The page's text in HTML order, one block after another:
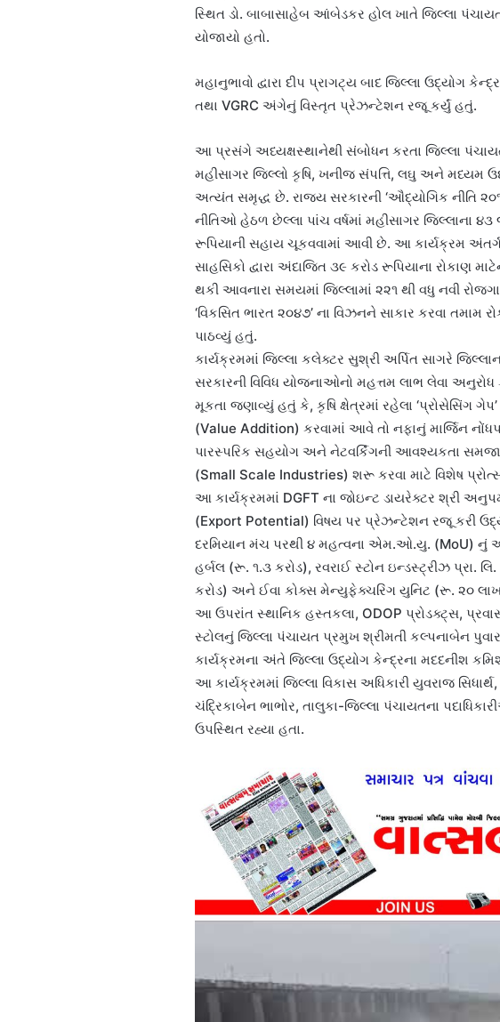
સ્થિત ડો. બાબાસાહેબ આંબેડકર હોલ ખાતે જિલ્લા
યોજાયો હતો.
મહાનુભાવો દ્વારા દીપ પ્રાગટ્ય બાદ જિલ્લા ઉદ્યોગ
તથા VGRC અંગેનું વિસ્તૃત પ્રેઝન્ટેશન રજૂ કર્યું હતું.
આ પ્રસંગે અધ્યક્ષસ્થાનેથી સંબોધન કરતા જિલ્લા
મહીસાગર જિલ્લો કૃષિ, ખનીજ સંપત્તિ, લઘુ અને મધ્યમ
અત્યંત સમૃદ્ધ છે. રાજ્ય સરકારની ‘ઔદ્યોગિક નીતિ
નીતિઓ હેઠળ છેલ્લા પાંચ વર્ષમાં મહીસાગર જિલ્લાના
રૂપિયાની સહાય ચૂકવવામાં આવી છે. આ કાર્યક્રમ
સાહસિકો દ્વારા અંદાજિત ૩૯ કરોડ રૂપિયાના રોકાણ
થકી આવનારા સમયમાં જિલ્લામાં ૨૨૧ થી વધુ નવી
‘વિકસિત ભારત ૨૦૪૭’ ના વિઝનને સાકાર કરવા તમામ
પાઠવ્યું હતું.
કાર્યક્રમમાં જિલ્લા કલેક્ટર સુશ્રી અર્પિત સાગરે
સરકારની વિવિધ યોજનાઓનો મહત્તમ લાભ લેવા
મૂકતા જણાવ્યું હતું કે, કૃષિ ક્ષેત્રમાં રહેલા ‘પ્રોસેસિંગ
(Value Addition) કરવામાં આવે તો નફાનું માર્જિન
પારસ્પરિક સહયોગ અને નેટવર્કિંગની આવશ્યકતા
(Small Scale Industries) શરૂ કરવા માટે વિશેષ
આ કાર્યક્રમમાં DGFT ના જોઇન્ટ ડાયરેક્ટર શ્રી અનુપમ
(Export Potential) વિષય પર પ્રેઝન્ટેશન રજૂ કરી
દરમિયાન મંચ પરથી ૪ મહત્વના એમ.ઓ.યુ. (MoU) નું
હર્બલ (રૂ. ૧.૩ કરોડ), રવરાઈ સ્ટોન ઇન્ડસ્ટ્રીઝ પ્રા.
કરોડ) અને ઈવા કોક્સ મેન્યુફેક્ચરિંગ યુનિટ (રૂ. ૨૦
આ ઉપરાંત સ્થાનિક હસ્તકલા, ODOP પ્રોડક્ટ્સ,
સ્ટોલનું જિલ્લા પંચાયત પ્રમુખ શ્રીમતી કલ્પનાબેન
કાર્યક્રમના અંતે જિલ્લા ઉદ્યોગ કેન્દ્રના મદદનીશ
આ કાર્યક્રમમાં જિલ્લા વિકાસ અધિકારી યુવરાજ
ચંદ્રિકાબેન ભાભોર, તાલુકા-જિલ્લા પંચાયતના
ઉપસ્થિત રહ્યા હતા.